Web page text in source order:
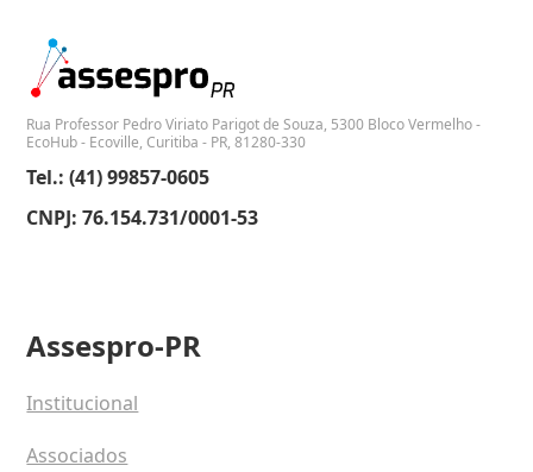
Rua Professor Pedro Viriato Parigot de Souza, 5300 Bloco Vermelho -
EcoHub - Ecoville, Curitiba - PR, 81280-330
Tel.: (41) 99857-0605
CNPJ: 76.154.731/0001-53
Assespro-PR
Institucional
Associados